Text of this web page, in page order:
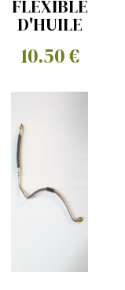
FLEXIBLE
D'HUILE
A MANO
10.50 €